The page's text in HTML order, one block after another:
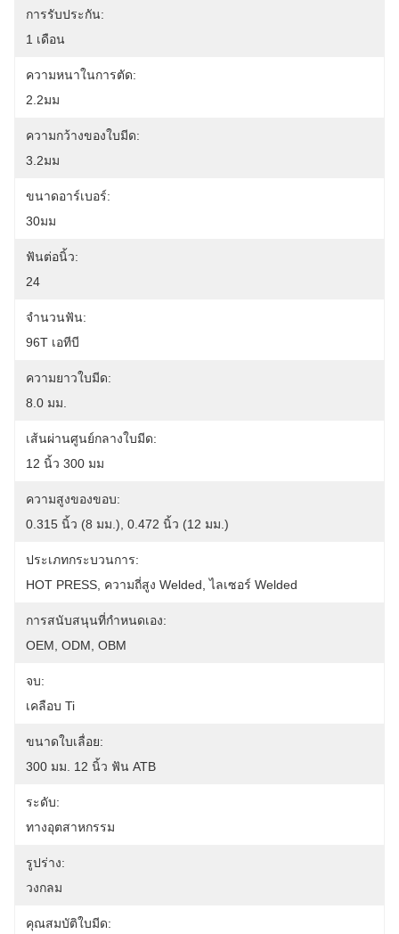
การรับประกัน:
1 เดือน
ความหนาในการตัด:
2.2มม
ความกว้างของใบมีด:
3.2มม
ขนาดอาร์เบอร์:
30มม
ฟันต่อนิ้ว:
24
จำนวนฟัน:
96T เอทีบี
ความยาวใบมีด:
8.0 มม.
เส้นผ่านศูนย์กลางใบมีด:
12 นิ้ว 300 มม
ความสูงของขอบ:
0.315 นิ้ว (8 มม.), 0.472 นิ้ว (12 มม.)
ประเภทกระบวนการ:
HOT PRESS, ความถี่สูง Welded, ไลเซอร์ Welded
การสนับสนุนที่กำหนดเอง:
OEM, ODM, OBM
จบ:
เคลือบ Ti
ขนาดใบเลื่อย:
300 มม. 12 นิ้ว ฟัน ATB
ระดับ:
ทางอุตสาหกรรม
รูปร่าง:
วงกลม
คุณสมบัติใบมีด: